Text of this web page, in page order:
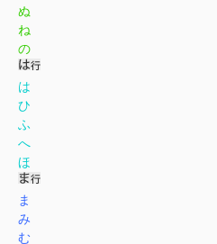
ぬ
ね
の
は
ひ
ふ
へ
ほ
ま
み
む